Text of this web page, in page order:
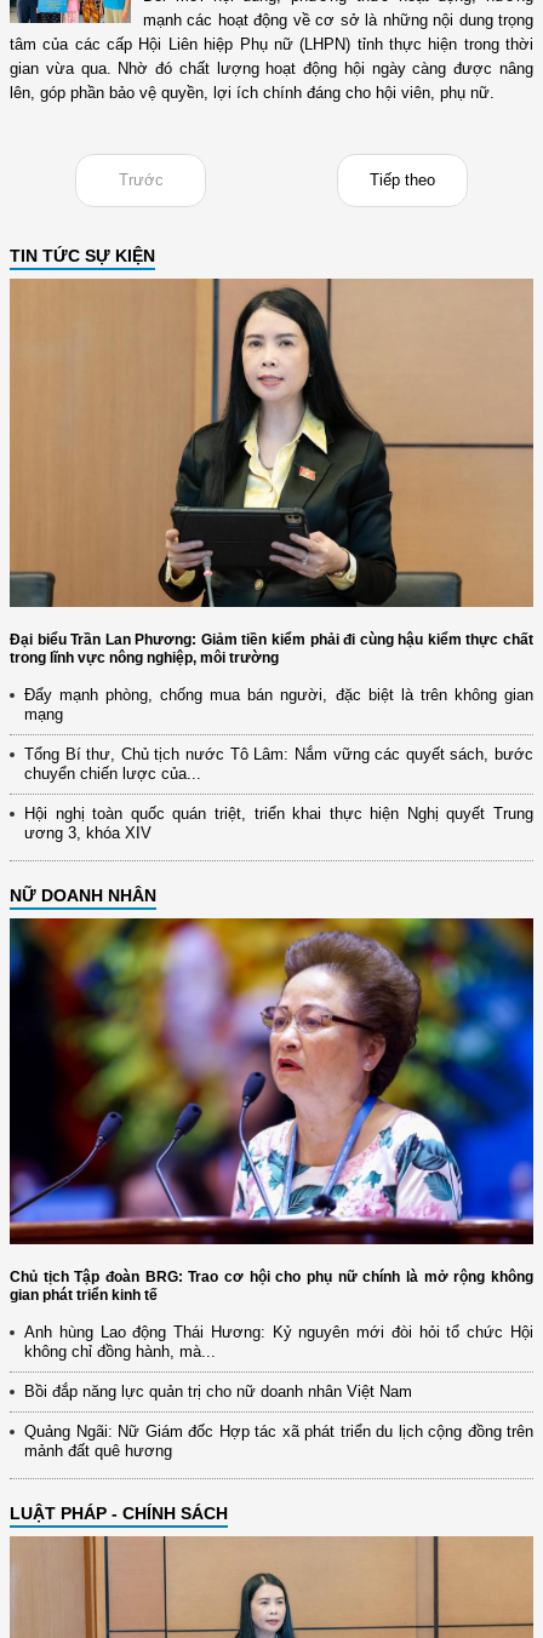
mạnh các hoạt động về cơ sở là những nội dung trọng
tâm của các cấp Hội Liên hiệp Phụ nữ (LHPN) tỉnh thực hiện trong thời
gian vừa qua. Nhờ đó chất lượng hoạt động hội ngày càng được nâng
lên, góp phần bảo vệ quyền, lợi ích chính đáng cho hội viên, phụ nữ.
Trước Tiếp theo
TIN TỨC SỰ KIỆN
Đại biểu Trần Lan Phương: Giảm tiền kiểm phải đi cùng hậu kiểm thực chất
trong lĩnh vực nông nghiệp, môi trường
Đẩy mạnh phòng, chống mua bán người, đặc biệt là trên không gian
mạng
Tổng Bí thư, Chủ tịch nước Tô Lâm: Nắm vững các quyết sách, bước
chuyển chiến lược của...
Hội nghị toàn quốc quán triệt, triển khai thực hiện Nghị quyết Trung
ương 3, khóa XIV
NỮ DOANH NHÂN
Chủ tịch Tập đoàn BRG: Trao cơ hội cho phụ nữ chính là mở rộng không
gian phát triển kinh tế
Anh hùng Lao động Thái Hương: Kỷ nguyên mới đòi hỏi tổ chức Hội
không chỉ đồng hành, mà...
Bồi đắp năng lực quản trị cho nữ doanh nhân Việt Nam
Quảng Ngãi: Nữ Giám đốc Hợp tác xã phát triển du lịch cộng đồng trên
mảnh đất quê hương
LUẬT PHÁP - CHÍNH SÁCH